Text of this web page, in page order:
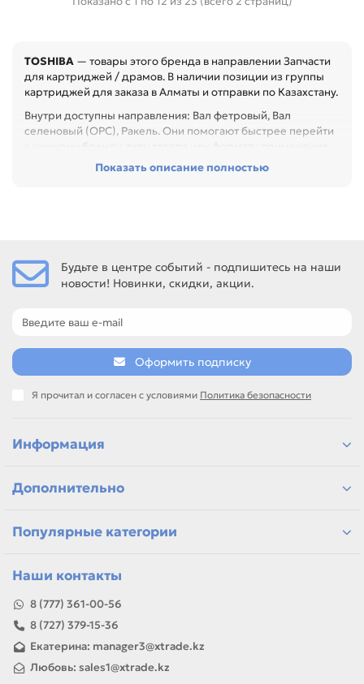
TOSHIBA — товары этого бренда в направлении Запчасти
для картриджей / драмов. В наличии позиции из группы
картриджей для заказа в Алматы и отправки по Казахстану.
Внутри доступны направления: Вал фетровый, Вал
селеновый (OPC), Ракель. Они помогают быстрее перейти
к нужному бренду, типу товара или формату применения.
Перед покупкой проверьте модель устройства, код
Фотобарабан для TOSHIBA E-Studio
163/168/169/208/209/258/259 (Japan), Фотобарабан для
Фотобарабан для TOSHIBA 1550/1560 OD-1550 (Fuji).
таблице характеристик.
Если нужен близкий вариант, посмотрите соседние
позиции для офисной печати и сервисного запаса
Если параметры в карточке совпадают с вашей моделью
ремонта, заправки, печати или пополнения складского
запаса.
Показать описание полностью
Будьте в центре событий - подпишитесь на наши
новости! Новинки, скидки, акции.
Оформить подписку
Я прочитал и согласен с условиями Политика безопасности
Информация
Дополнительно
Популярные категории
Наши контакты
8 (777) 361-00-56
8 (727) 379-15-36
Екатерина: manager3@xtrade.kz
Любовь: sales1@xtrade.kz